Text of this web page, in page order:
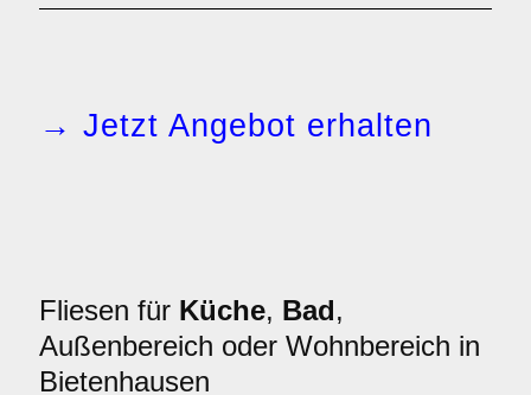
→ Jetzt Angebot erhalten
Fliesen für Küche, Bad,
Außenbereich oder Wohnbereich in
Bietenhausen